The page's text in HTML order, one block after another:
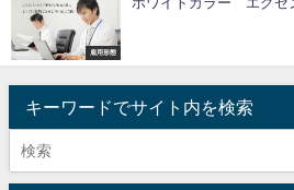
雇用形態
キーワードでサイト内を検索